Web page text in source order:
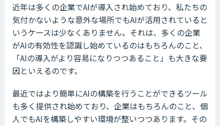
近年は多くの企業でAIが導入され始めており、私たちの
気付かないような意外な場所でもAIが活用されていると
いうケースは少なくありません。それは、多くの企業
がAIの有効性を認識し始めているのはもちろんのこと、
「AIの導入がより容易になりつつあること」も大きな要
因といえるのです。
最近ではより簡単にAIの構築を行うことができるツール
も多く提供され始めており、企業はもちろんのこと、個
人でもAIを構築しやすい環境が整いつつあります。その